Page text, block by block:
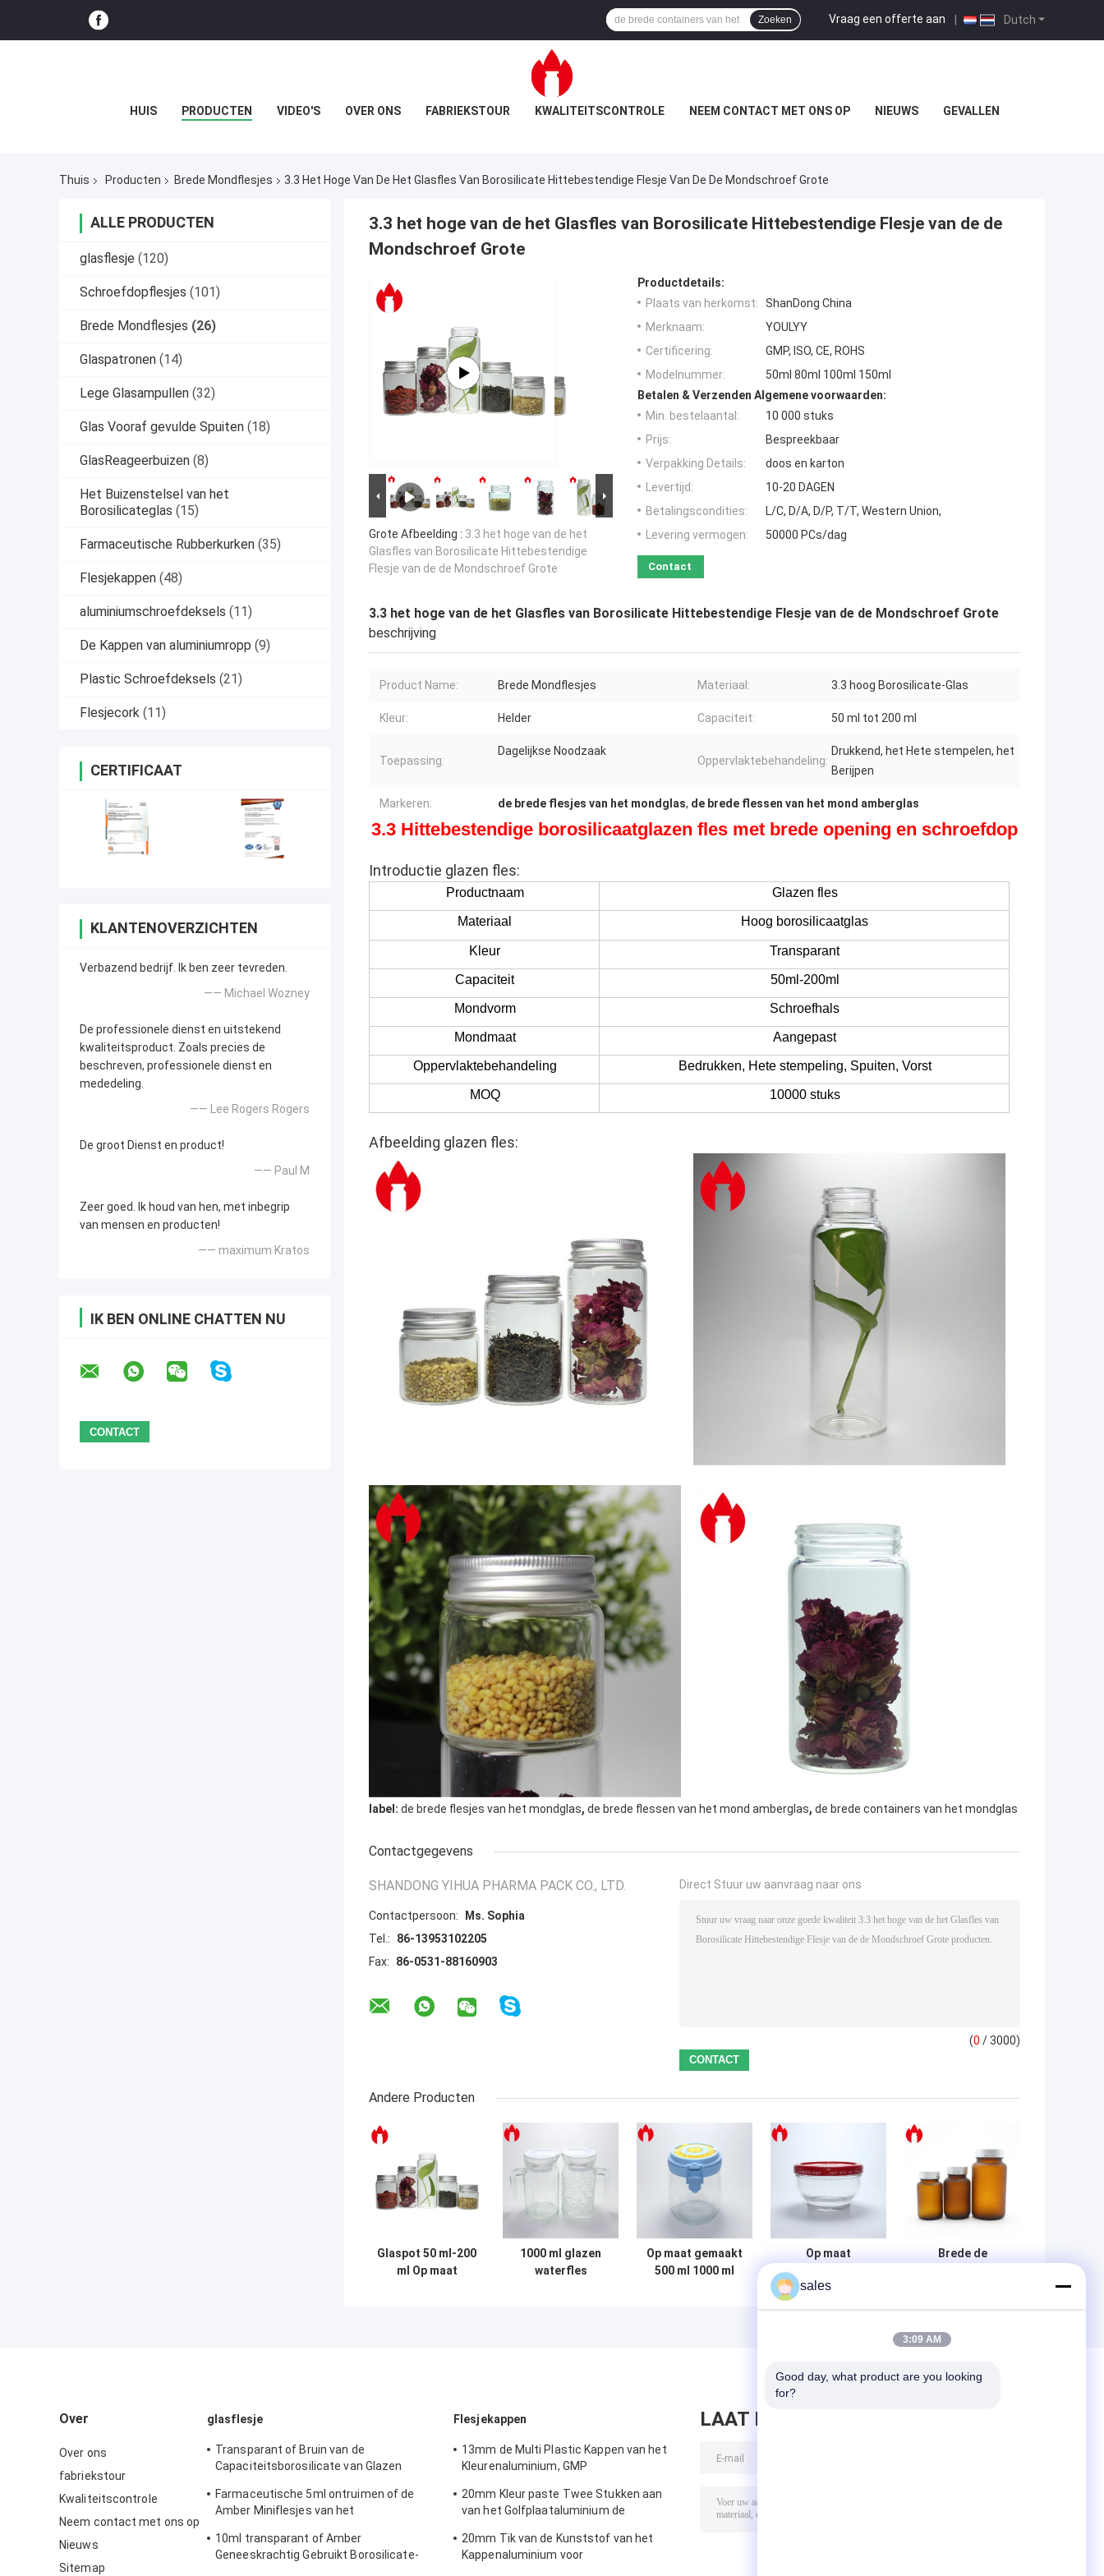
Dutch
Vraag een offerte aan |
Zoeken
HUIS PRODUCTEN VIDEO'S OVER ONS FABRIEKSTOUR KWALITEITSCONTROLE NEEM CONTACT MET ONS OP NIEUWS GEVALLEN
Thuis Producten Brede Mondflesjes 3.3 Het Hoge Van De Het Glasfles Van Borosilicate Hittebestendige Flesje Van De De Mondschroef Grote
ALLE PRODUCTEN
glasflesje (120)
Schroefdopflesjes (101)
Brede Mondflesjes (26)
Glaspatronen (14)
Lege Glasampullen (32)
Glas Vooraf gevulde Spuiten (18)
GlasReageerbuizen (8)
Het Buizenstelsel van het
Borosilicateglas (15)
Farmaceutische Rubberkurken (35)
Flesjekappen (48)
aluminiumschroefdeksels (11)
De Kappen van aluminiumropp (9)
Plastic Schroefdeksels (21)
Flesjecork (11)
CERTIFICAAT
KLANTENOVERZICHTEN
Verbazend bedrijf. Ik ben zeer tevreden.
—— Michael Wozney
De professionele dienst en uitstekend
kwaliteitsproduct. Zoals precies de
beschreven, professionele dienst en
mededeling.
—— Lee Rogers Rogers
De groot Dienst en product!
—— Paul M
Zeer goed. Ik houd van hen, met inbegrip
van mensen en producten!
—— maximum Kratos
IK BEN ONLINE CHATTEN NU
3.3 het hoge van de het Glasfles van Borosilicate Hittebestendige Flesje van de de
Mondschroef Grote
Grote Afbeelding : 3.3 het hoge van de het
Glasfles van Borosilicate Hittebestendige
Flesje van de de Mondschroef Grote
Productdetails:
Plaats van herkomst:
ShanDong China
Merknaam:
YOULYY
Certificering:
GMP, ISO, CE, ROHS
Modelnummer:
50ml 80ml 100ml 150ml
Betalen & Verzenden Algemene voorwaarden:
Min. bestelaantal:
10 000 stuks
Prijs:
Bespreekbaar
Verpakking Details:
doos en karton
Levertijd:
10-20 DAGEN
Betalingscondities:
L/C, D/A, D/P, T/T, Western Union,
Levering vermogen:
50000 PCs/dag
Contact
3.3 het hoge van de het Glasfles van Borosilicate Hittebestendige Flesje van de de Mondschroef Grote
beschrijving
Product Name: Brede Mondflesjes Materiaal: 3.3 hoog Borosilicate-Glas
Kleur: Helder Capaciteit: 50 ml tot 200 ml
Toepassing:
Dagelijkse Noodzaak
Oppervlaktebehandeling:
Drukkend, het Hete stempelen, het
Berijpen
Markeren: de brede flesjes van het mondglas, de brede flessen van het mond amberglas
3.3 Hittebestendige borosilicaatglazen fles met brede opening en schroefdop
Introductie glazen fles:
Productnaam Glazen fles
Materiaal Hoog borosilicaatglas
Kleur Transparant
Capaciteit 50ml-200ml
Mondvorm Schroefhals
Mondmaat Aangepast
Oppervlaktebehandeling Bedrukken, Hete stempeling, Spuiten, Vorst
MOQ 10000 stuks
Afbeelding glazen fles:
label: de brede flesjes van het mondglas, de brede flessen van het mond amberglas, de brede containers van het mondglas
Contactgegevens
SHANDONG YIHUA PHARMA PACK CO., LTD.
Contactpersoon:
Ms. Sophia
Tel.:
86-13953102205
Fax:
86-0531-88160903
Direct Stuur uw aanvraag naar ons
(0 / 3000)
Andere Producten
Glaspot 50 ml-200
ml Op maat
1000 ml glazen
waterfles
Op maat gemaakt
500 ml 1000 ml
Op maat
gemaakte glazen
bak met metalen
Brede de
120ml 300ml voor
Over
Over ons
fabriekstour
Kwaliteitscontrole
Neem contact met ons op
Nieuws
Sitemap
glasflesje
Transparant of Bruin van de
Capaciteitsborosilicate van Glazen
Farmaceutische 5ml ontruimen of de
Amber Miniflesjes van het
10ml transparant of Amber
Geneeskrachtig Gebruikt Borosilicate-
Flesjekappen
13mm de Multi Plastic Kappen van het
Kleurenaluminium, GMP
20mm Kleur paste Twee Stukken aan
van het Golfplaataluminium de
20mm Tik van de Kunststof van het
Kappenaluminium voor
LAAT BERICHT ACHTER
sales
3:09 AM
Good day, what product are you looking
for?